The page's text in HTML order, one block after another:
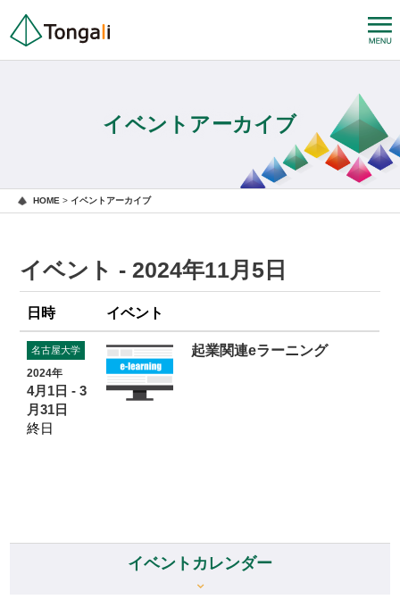
イベントアーカイブ
HOME > イベントアーカイブ
イベント - 2024年11月5日
日時 イベント
名古屋大学
2024年
4月1日 - 3
月31日
終日
起業関連eラーニング
イベントカレンダー